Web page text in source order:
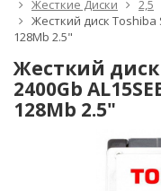
Жесткие Диски
2,5
Жесткий диск Toshiba
128Mb 2.5"
Жесткий диск
2400Gb
128Mb 2.5"